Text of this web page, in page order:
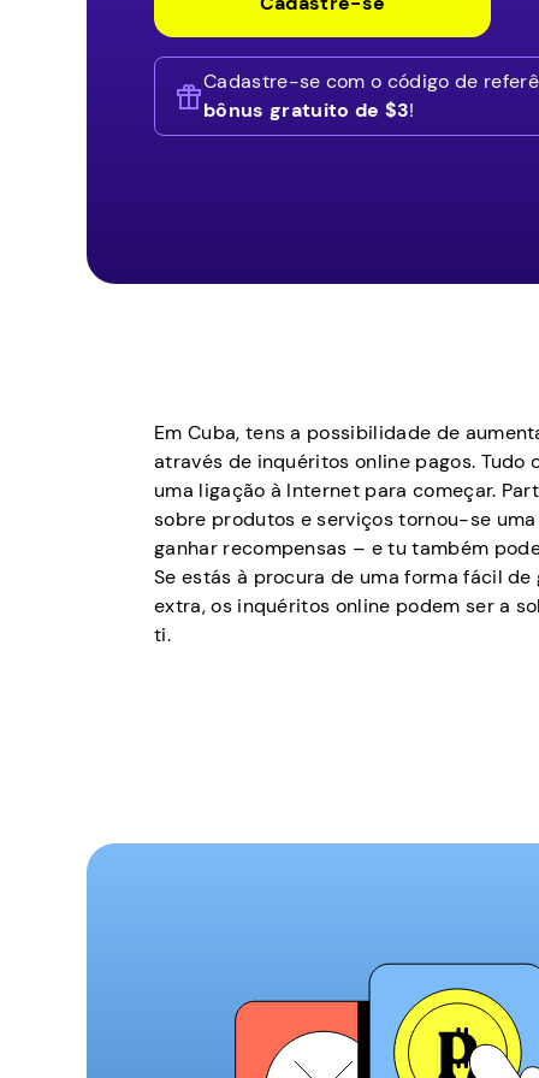
Cadastre-se com o código de
bônus gratuito de $3!
Em Cuba, tens a possibilidade de
através de inquéritos online pagos. Tudo
uma ligação à Internet para começar.
sobre produtos e serviços tornou-se
ganhar recompensas – e tu também
Se estás à procura de uma forma fácil
extra, os inquéritos online podem ser a
ti.